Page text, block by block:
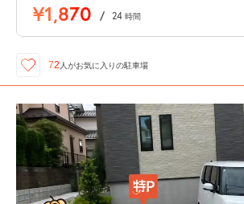
¥1,870 / 24 時間
72 人がお気に入りの駐車場